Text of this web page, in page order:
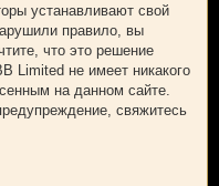
устанавливают свой
правило, вы
что это решение
Limited не имеет никакого
на данном сайте.
свяжитесь